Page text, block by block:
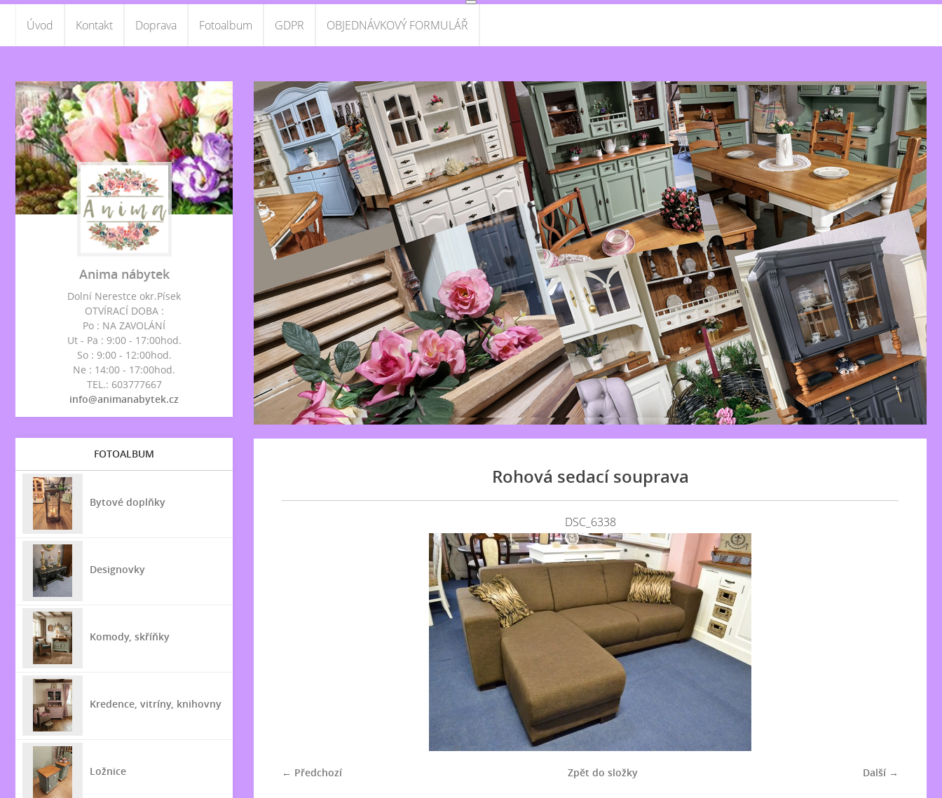
Úvod Kontakt Doprava Fotoalbum GDPR OBJEDNÁVKOVÝ FORMULÁŘ
Rohová sedací souprava
DSC_6338
← Předchozí Další →
Zpět do složky
Anima nábytek
Dolní Nerestce okr.Písek
OTVÍRACÍ DOBA :
Po : NA ZAVOLÁNÍ
Ut - Pa : 9:00 - 17:00hod.
So : 9:00 - 12:00hod.
Ne : 14:00 - 17:00hod.
TEL.: 603777667
info@animanabytek.cz
FOTOALBUM
Bytové doplňky
Designovky
Komody, skříňky
Kredence, vitríny, knihovny
Ložnice